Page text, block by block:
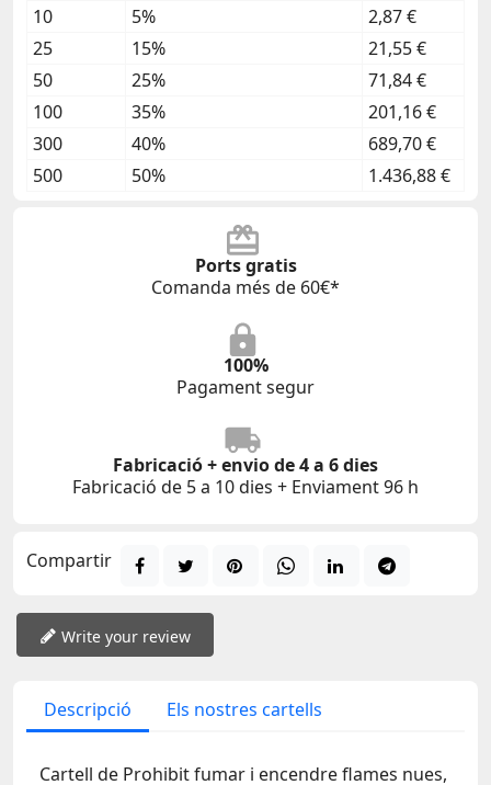
10
5%
2,87 €
25
15%
21,55 €
50
25%
71,84 €
100
35%
201,16 €
300
40%
689,70 €
500
50% 1.436,88 €
Ports gratis
Comanda més de 60€*
100%
Pagament segur
Fabricació + envio de 4 a 6 dies
Fabricació de 5 a 10 dies + Enviament 96 h
Compartir
Write your review
Descripció Els nostres cartells
Cartell de Prohibit fumar i encendre flames nues,